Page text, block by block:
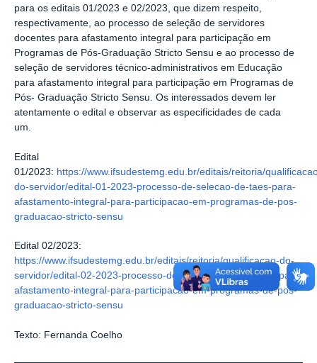
para os editais 01/2023 e 02/2023, que dizem respeito,
respectivamente, ao processo de seleção de servidores
docentes para afastamento integral para participação em
Programas de Pós-Graduação Stricto Sensu e ao processo de
seleção de servidores técnico-administrativos em Educação
para afastamento integral para participação em Programas de
Pós- Graduação Stricto Sensu. Os interessados devem ler
atentamente o edital e observar as especificidades de cada
um.
Edital
01/2023: https://www.ifsudestemg.edu.br/editais/reitoria/
do-servidor/edital-01-2023-processo-de-selecao-de-taes-para-
afastamento-integral-para-participacao-em-programas-de-pos-
graduacao-stricto-sensu
Edital 02/2023:
https://www.ifsudestemg.edu.br/editais/reitoria/qualificacao-do-
servidor/edital-02-2023-processo-de-selecao-de-docentes-para-
afastamento-integral-para-participacao-em-programas-de-pos-
graduacao-stricto-sensu
Texto: Fernanda Coelho